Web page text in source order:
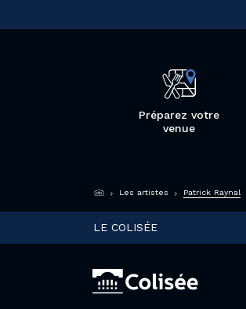
Préparez votre
venue
Les artistes Patrick Raynal
LE COLISÉE